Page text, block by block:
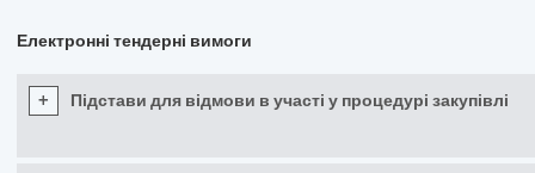
Електронні тендерні вимоги
+ Підстави для відмови в участі у процедурі закупівлі